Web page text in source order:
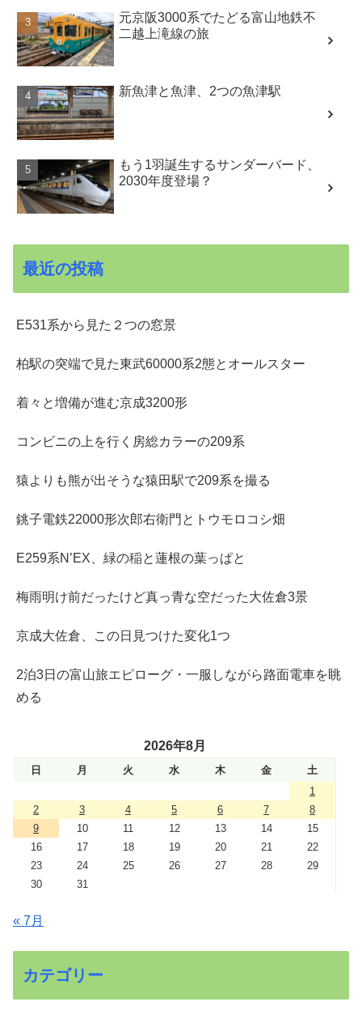
元京阪3000系でたどる富山地鉄不
二越上滝線の旅
新魚津と魚津、2つの魚津駅
もう1羽誕生するサンダーバード、
2030年度登場？
最近の投稿
E531系から見た２つの窓景
柏駅の突端で見た東武60000系2態とオールスター
着々と増備が進む京成3200形
コンビニの上を行く房総カラーの209系
猿よりも熊が出そうな猿田駅で209系を撮る
銚子電鉄22000形次郎右衛門とトウモロコシ畑
E259系N’EX、緑の稲と蓮根の葉っぱと
梅雨明け前だったけど真っ青な空だった大佐倉3景
京成大佐倉、この日見つけた変化1つ
2泊3日の富山旅エピローグ・一服しながら路面電車を眺
める
2026年8月
日 月 火 水 木 金
土
1
2
3 4 5 6 7
8
9
10 11 12 13 14
15
16
17 18 19 20 21
22
23
24 25 26 27 28
29
30
31
« 7月
カテゴリー